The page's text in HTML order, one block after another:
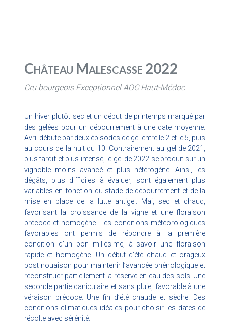
Château Malescasse 2022
Cru bourgeois Exceptionnel AOC Haut-Médoc
Un hiver plutôt sec et un début de printemps marqué par
des gelées pour un débourrement à une date moyenne.
Avril débute par deux épisodes de gel entre le 2 et le 5, puis
au cours de la nuit du 10. Contrairement au gel de 2021,
plus tardif et plus intense, le gel de 2022 se produit sur un
vignoble moins avancé et plus hétérogène. Ainsi, les
dégâts, plus difficiles à évaluer, sont également plus
variables en fonction du stade de débourrement et de la
mise en place de la lutte antigel. Mai, sec et chaud,
favorisant la croissance de la vigne et une floraison
précoce et homogène. Les conditions météorologiques
favorables ont permis de répondre à la première
condition d’un bon millésime, à savoir une floraison
rapide et homogène. Un début d’été chaud et orageux
post nouaison pour maintenir l’avancée phénologique et
reconstituer partiellement la réserve en eau des sols. Une
seconde partie caniculaire et sans pluie, favorable à une
véraison précoce. Une fin d’été chaude et sèche. Des
conditions climatiques idéales pour choisir les dates de
récolte avec sérénité.